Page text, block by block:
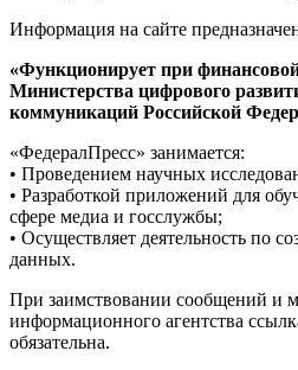
Информация на сайте
«Функционирует при
Министерства цифрового
коммуникаций Российской
«ФедералПресс» занимается:
• Проведением научных
• Разработкой приложений для
сфере медиа и госслужбы;
• Осуществляет деятельность по
данных.
При заимствовании сообщений и
информационного агентства
обязательна.